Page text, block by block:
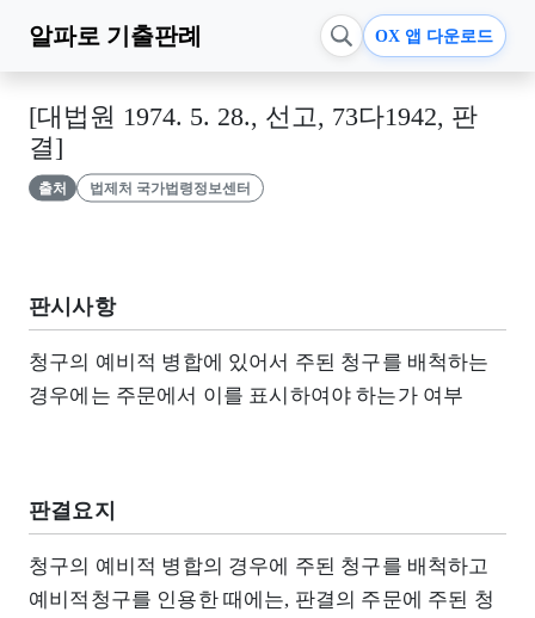
알파로 기출판례 OX 앱 다운로드
[대법원 1974. 5. 28., 선고, 73다1942, 판
결]
출처 법제처 국가법령정보센터
판시사항
청구의 예비적 병합에 있어서 주된 청구를 배척하는
경우에는 주문에서 이를 표시하여야 하는가 여부
판결요지
청구의 예비적 병합의 경우에 주된 청구를 배척하고
예비적청구를 인용한 때에는, 판결의 주문에 주된 청